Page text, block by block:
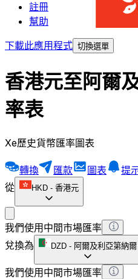
註冊
幫助
下載此應用程式 切換選單
香港元至阿爾
率表
Xe歷史貨幣匯率圖表
轉換 匯款 圖表
提
從
HKD - 香港元
我們使用中間市場匯率
兌換為
DZD - 阿爾及利亞第納爾
我們使用中間市場匯率